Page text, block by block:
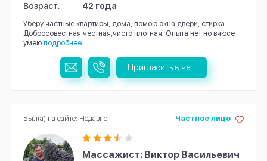
Возраст:
42 года
Уберу частные квартиры, дома, помою окна двери, стирка.
Добросовестная честная,чисто плотная. Опыта нет но вчюсе
умею подробнее
Пригласить в чат
Массажист: Виктор Васильевич
Частное лицо
Был(а) на сайте: Недавно